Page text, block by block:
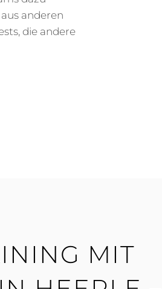
anderen
die andere
MIT